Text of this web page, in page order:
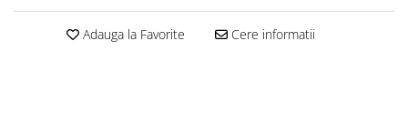
Editura Univers
Adauga la Favorite Cere informatii